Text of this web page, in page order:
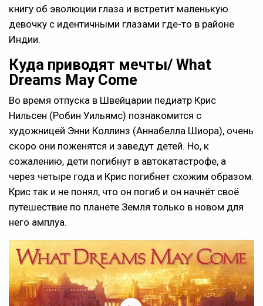
книгу об эволюции глаза и встретит маленькую
девочку с идентичными глазами где-то в районе
Индии.
Куда приводят мечты/ What
Dreams May Come
Во время отпуска в Швейцарии педиатр Крис
Нильсен (Робин Уильямс) познакомится с
художницей Энни Коллинз (Аннабелла Шиора), очень
скоро они поженятся и заведут детей. Но, к
сожалению, дети погибнут в автокатастрофе, а
через четыре года и Крис погибнет схожим образом.
Крис так и не понял, что он погиб и он начнёт своё
путешествие по планете Земля только в новом для
него амплуа.